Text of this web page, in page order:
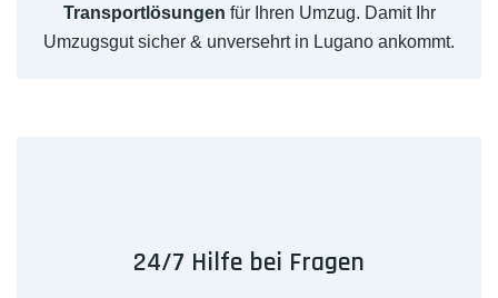
Transportlösungen für Ihren Umzug. Damit Ihr
Umzugsgut sicher & unversehrt in Lugano ankommt.
24/7 Hilfe bei Fragen